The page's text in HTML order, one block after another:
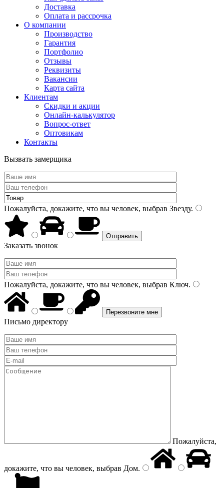
Доставка
Оплата и рассрочка
О компании
Производство
Гарантия
Портфолио
Отзывы
Реквизиты
Вакансии
Карта сайта
Клиентам
Скидки и акции
Онлайн-калькулятор
Вопрос-ответ
Оптовикам
Контакты
Вызвать замерщика
Пожалуйста, докажите, что вы человек, выбрав Звезду.
Заказать звонок
Пожалуйста, докажите, что вы человек, выбрав Ключ.
Письмо директору
Пожалуйста,
докажите, что вы человек, выбрав Дом.